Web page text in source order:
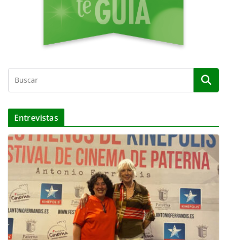
Entrevistas